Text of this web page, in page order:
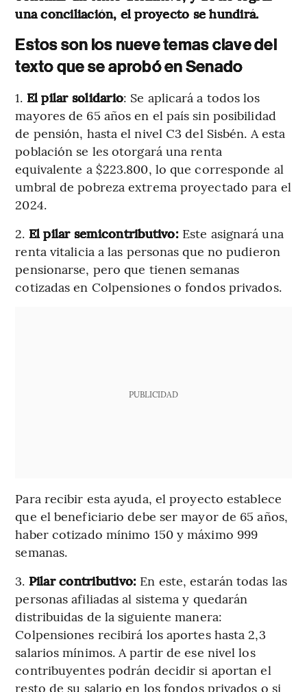
una conciliación, el proyecto se hundirá.
Estos son los nueve temas clave del
texto que se aprobó en Senado
1. El pilar solidario: Se aplicará a todos los
mayores de 65 años en el país sin posibilidad
de pensión, hasta el nivel C3 del Sisbén. A esta
población se les otorgará una renta
equivalente a $223.800, lo que corresponde al
umbral de pobreza extrema proyectado para el
2024.
2. El pilar semicontributivo: Este asignará una
renta vitalicia a las personas que no pudieron
pensionarse, pero que tienen semanas
cotizadas en Colpensiones o fondos privados.
PUBLICIDAD
Para recibir esta ayuda, el proyecto establece
que el beneficiario debe ser mayor de 65 años,
haber cotizado mínimo 150 y máximo 999
semanas.
3. Pilar contributivo: En este, estarán todas las
personas afiliadas al sistema y quedarán
distribuidas de la siguiente manera:
Colpensiones recibirá los aportes hasta 2,3
salarios mínimos. A partir de ese nivel los
contribuyentes podrán decidir si aportan el
resto de su salario en los fondos privados o si